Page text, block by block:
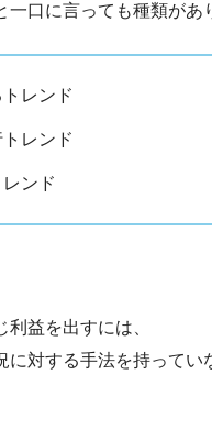
一口に言っても種類があ
レンド
レンド
ンド
益を出すには、
に対する手法を持ってい